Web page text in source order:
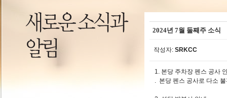
2024년 7월 둘째주 소식
작성자: SRKCC
1. 본당 주차장 펜스 공사
. 본당 펜스 공사로 다소